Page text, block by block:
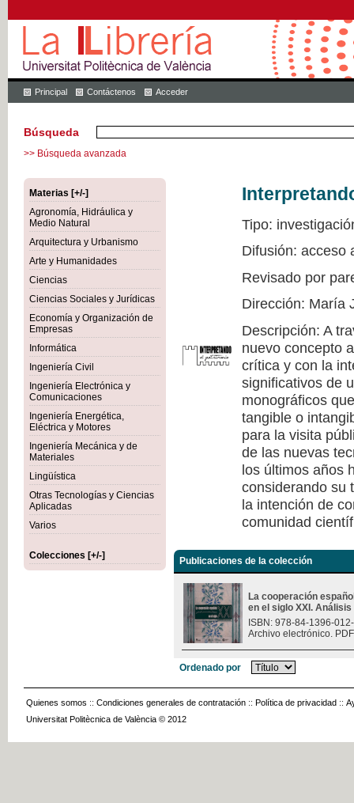
Principal Contáctenos Acceder
Búsqueda
>> Búsqueda avanzada
Materias [+/-]
Agronomía, Hidráulica y
Medio Natural
Arquitectura y Urbanismo
Arte y Humanidades
Ciencias
Ciencias Sociales y Jurídicas
Economía y Organización de
Empresas
Informática
Ingeniería Civil
Ingeniería Electrónica y
Comunicaciones
Ingeniería Energética,
Eléctrica y Motores
Ingeniería Mecánica y de
Materiales
Lingüística
Otras Tecnologías y Ciencias
Aplicadas
Varios
Colecciones [+/-]
Tipo:
Difusión: acceso
Revisado por
Dirección: María
Descripción: A
nuevo concepto
crítica y con la
significativos de
monográficos
tangible o
para la visita
de las nuevas
los últimos años
considerando su
la intención de
comunidad
Publicaciones de la colección
La cooperación
en el siglo XXI.
ISBN: 978-84-1396-
Archivo electrónico.
Ordenado por
Quienes somos :: Condiciones generales de contratación :: Política de privacidad ::
Universitat Politècnica de València © 2012